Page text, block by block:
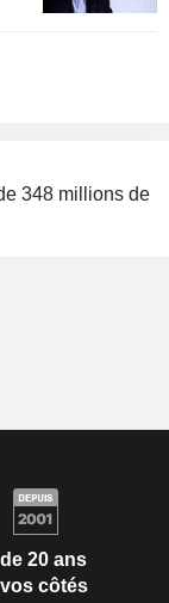
348 millions de
20 ans
côtés